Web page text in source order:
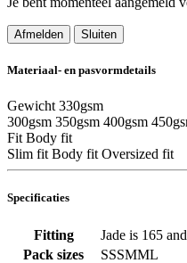
Afmelden Sluiten
Materiaal- en pasvormdetails
Gewicht 330gsm
300gsm 350gsm 400gsm
Fit Body fit
Slim fit Body fit Oversized fit
Specificaties
Fitting
Jade is 165
Pack sizes
SSSMML